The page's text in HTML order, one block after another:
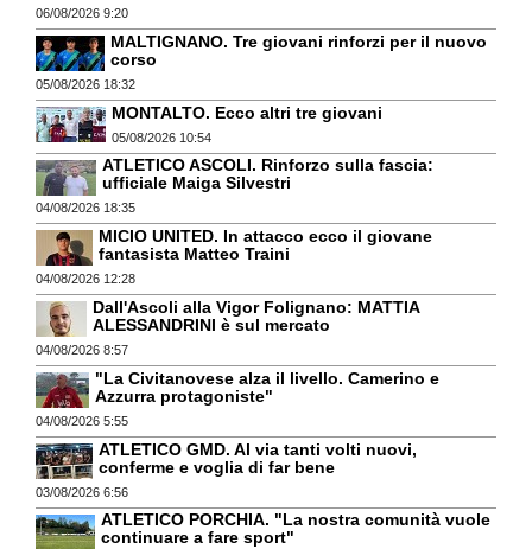
06/08/2026 9:20
MALTIGNANO. Tre giovani rinforzi per il nuovo
corso
05/08/2026 18:32
MONTALTO. Ecco altri tre giovani
05/08/2026 10:54
ATLETICO ASCOLI. Rinforzo sulla fascia:
ufficiale Maiga Silvestri
04/08/2026 18:35
MICIO UNITED. In attacco ecco il giovane
fantasista Matteo Traini
04/08/2026 12:28
Dall'Ascoli alla Vigor Folignano: MATTIA
ALESSANDRINI è sul mercato
04/08/2026 8:57
"La Civitanovese alza il livello. Camerino e
Azzurra protagoniste"
04/08/2026 5:55
ATLETICO GMD. Al via tanti volti nuovi,
conferme e voglia di far bene
03/08/2026 6:56
ATLETICO PORCHIA. "La nostra comunità vuole
continuare a fare sport"